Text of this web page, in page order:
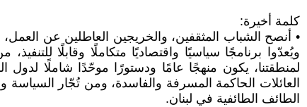
كلمة أخيرة:
• أنصح الشباب المثقفين، والخريجين العاطلين عن
ويُعدّوا برنامجًا سياسيًا واقتصاديًا متكاملًا وقابلًا
لمنطقتنا، يكون منهجًا عامًا ودستورًا موحّدًا شاملًا
العائلات الحاكمة المسرفة والفاسدة، ومن تُجّار
الطائف الطائفية في لبنان.